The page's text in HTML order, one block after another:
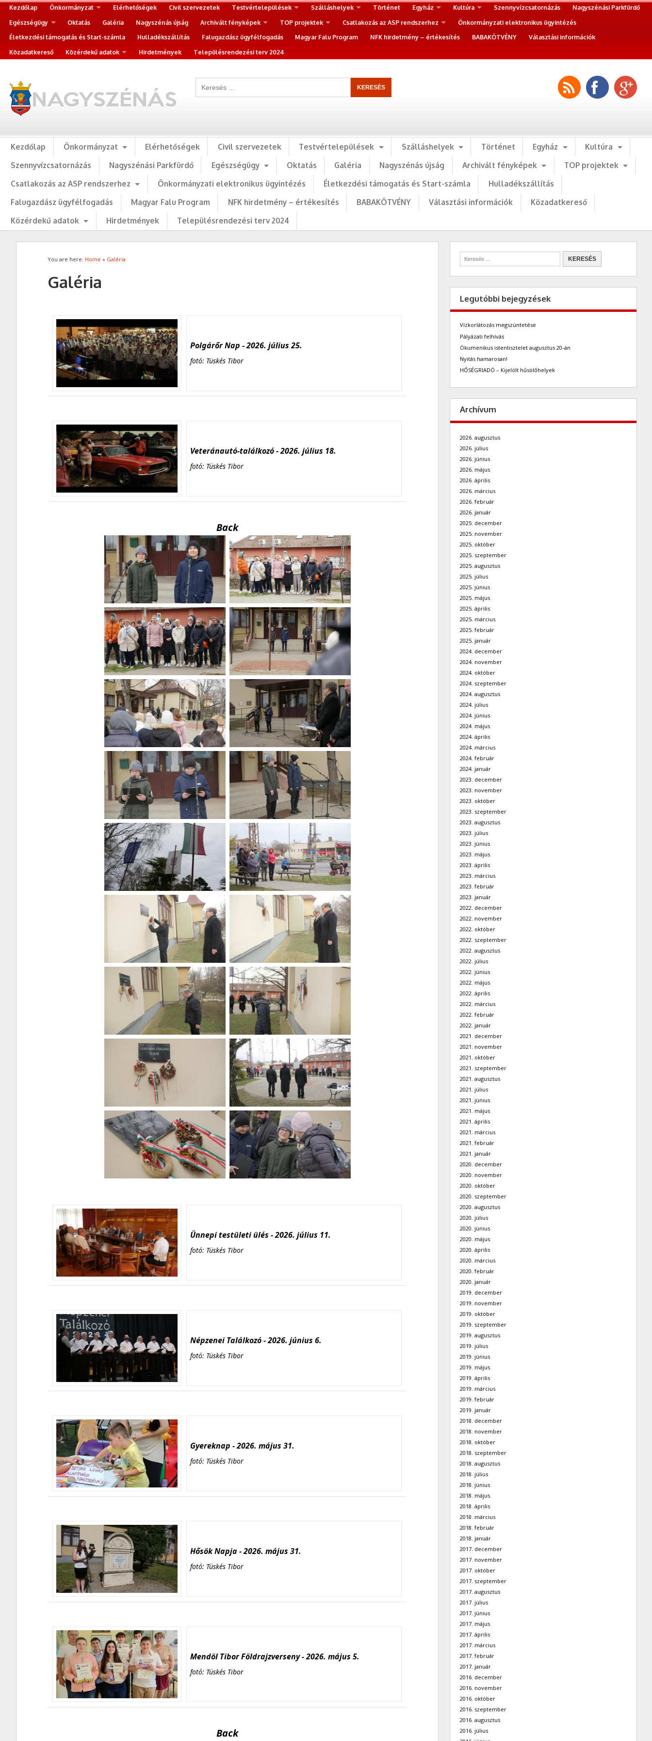
Kezdőlap Önkormányzat Elérhetőségek Civil szervezetek Testvértelepülések Szálláshelyek Történet Egyház Kultúra Szennyvízcsatornázás
Nagyszénási Parkfürdő
Egészségügy
Oktatás Galéria Nagyszénás újság Archivált fényképek TOP projektek Csatlakozás az ASP rendszerhez
Önkormányzati elektronikus ügyintézés
Életkezdési támogatás és Start-számla
Hulladékszállítás Falugazdász ügyfélfogadás Magyar Falu Program NFK hirdetmény – értékesítés BABAKÖTVÉNY
Választási információk
Közadatkereső
Közérdekű adatok Hirdetmények Településrendezési terv 2024
Kezdőlap Önkormányzat Elérhetőségek Civil szervezetek Testvértelepülések Szálláshelyek Történet Egyház
Kultúra
Szennyvízcsatornázás
Nagyszénási Parkfürdő Egészségügy Oktatás Galéria Nagyszénás újság Archivált fényképek
TOP projektek
Csatlakozás az ASP rendszerhez
Önkormányzati elektronikus ügyintézés Életkezdési támogatás és Start-számla
Hulladékszállítás
Falugazdász ügyfélfogadás
Magyar Falu Program NFK hirdetmény – értékesítés BABAKÖTVÉNY Választási információk
Közadatkereső
Közérdekű adatok
Hirdetmények Településrendezési terv 2024
You are here: Home » Galéria
Galéria
Polgárőr Nap - 2026. július 25.
fotó: Tüskés Tibor
Veteránautó-találkozó - 2026. július 18.
fotó: Tüskés Tibor
Back
Ünnepi testületi ülés - 2026. július 11.
fotó: Tüskés Tibor
Népzenei Találkozó - 2026. június 6.
fotó: Tüskés Tibor
Gyereknap - 2026. május 31.
fotó: Tüskés Tibor
Hősök Napja - 2026. május 31.
fotó: Tüskés Tibor
Mendöl Tibor Földrajzverseny - 2026. május 5.
fotó: Tüskés Tibor
Back
Legutóbbi bejegyzések
Vízkorlátozás megszüntetése
Pályázati felhívás
Ökumenikus istentisztelet augusztus 20-án
Nyitás hamarosan!
HŐSÉGRIADÓ – Kijelölt hűsölőhelyek
Archívum
2026. augusztus
2026. július
2026. június
2026. május
2026. április
2026. március
2026. február
2026. január
2025. december
2025. november
2025. október
2025. szeptember
2025. augusztus
2025. július
2025. június
2025. május
2025. április
2025. március
2025. február
2025. január
2024. december
2024. november
2024. október
2024. szeptember
2024. augusztus
2024. július
2024. június
2024. május
2024. április
2024. március
2024. február
2024. január
2023. december
2023. november
2023. október
2023. szeptember
2023. augusztus
2023. július
2023. június
2023. május
2023. április
2023. március
2023. február
2023. január
2022. december
2022. november
2022. október
2022. szeptember
2022. augusztus
2022. július
2022. június
2022. május
2022. április
2022. március
2022. február
2022. január
2021. december
2021. november
2021. október
2021. szeptember
2021. augusztus
2021. július
2021. június
2021. május
2021. április
2021. március
2021. február
2021. január
2020. december
2020. november
2020. október
2020. szeptember
2020. augusztus
2020. július
2020. június
2020. május
2020. április
2020. március
2020. február
2020. január
2019. december
2019. november
2019. október
2019. szeptember
2019. augusztus
2019. július
2019. június
2019. május
2019. április
2019. március
2019. február
2019. január
2018. december
2018. november
2018. október
2018. szeptember
2018. augusztus
2018. július
2018. június
2018. május
2018. április
2018. március
2018. február
2018. január
2017. december
2017. november
2017. október
2017. szeptember
2017. augusztus
2017. július
2017. június
2017. május
2017. április
2017. március
2017. február
2017. január
2016. december
2016. november
2016. október
2016. szeptember
2016. augusztus
2016. július